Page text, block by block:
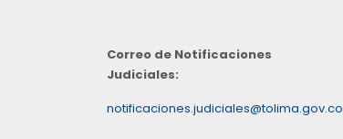
Correo de Notificaciones
Judiciales:
notificaciones.judiciales@tolima.gov.co